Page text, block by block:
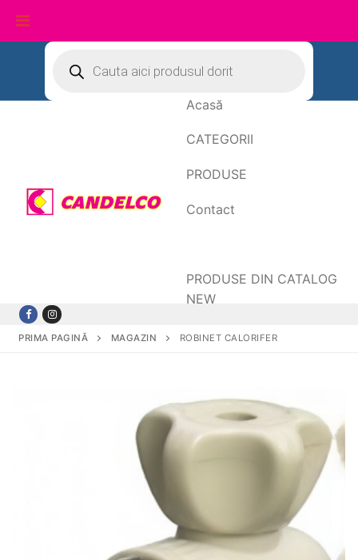
conținut
search
Acasă
CATEGORII
PRODUSE
Contact
PRODUSE DIN CATALOG
NEW
PRIMA PAGINĂ MAGAZIN ROBINET CALORIFER